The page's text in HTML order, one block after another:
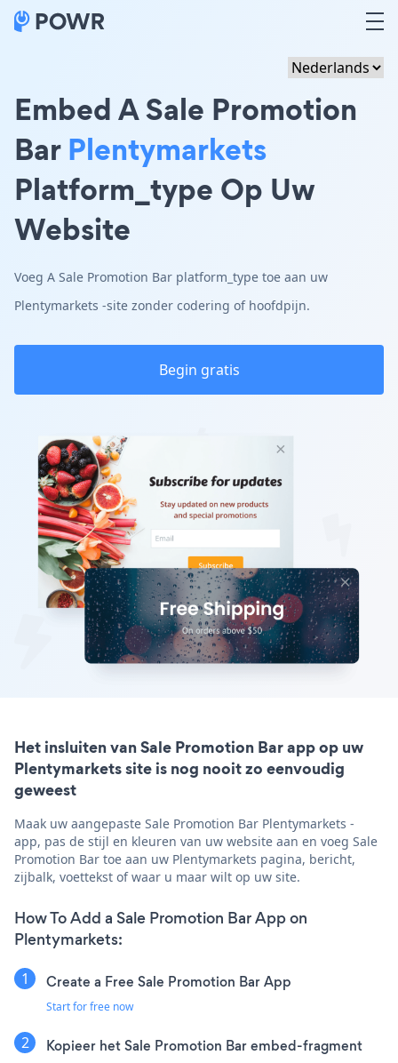
Embed A Sale Promotion
BarPlentymarkets
Platform_type Op Uw
Website
Voeg A Sale Promotion Bar platform_type toe aan uw
Plentymarkets -site zonder codering of hoofdpijn.
Begin gratis
Het insluiten van Sale Promotion Bar app op uw
Plentymarkets site is nog nooit zo eenvoudig
geweest
Maak uw aangepaste Sale Promotion Bar Plentymarkets -
app, pas de stijl en kleuren van uw website aan en voeg Sale
Promotion Bar toe aan uw Plentymarkets pagina, bericht,
zijbalk, voettekst of waar u maar wilt op uw site.
How To Add a Sale Promotion Bar App on
Plentymarkets:
Create a Free Sale Promotion Bar App
Start for free now
Kopieer het Sale Promotion Bar embed-fragment